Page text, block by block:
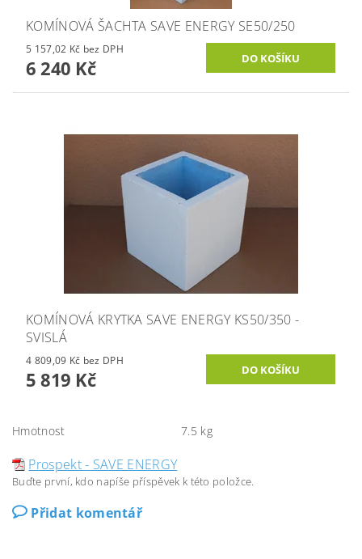
KOMÍNOVÁ ŠACHTA SAVE ENERGY SE50/250
5 157,02 Kč bez DPH
6 240 Kč
KOMÍNOVÁ KRYTKA SAVE ENERGY KS50/350 -
SVISLÁ
4 809,09 Kč bez DPH
5 819 Kč
Hmotnost 7.5 kg
Prospekt - SAVE ENERGY
Buďte první, kdo napíše příspěvek k této položce.
Přidat komentář